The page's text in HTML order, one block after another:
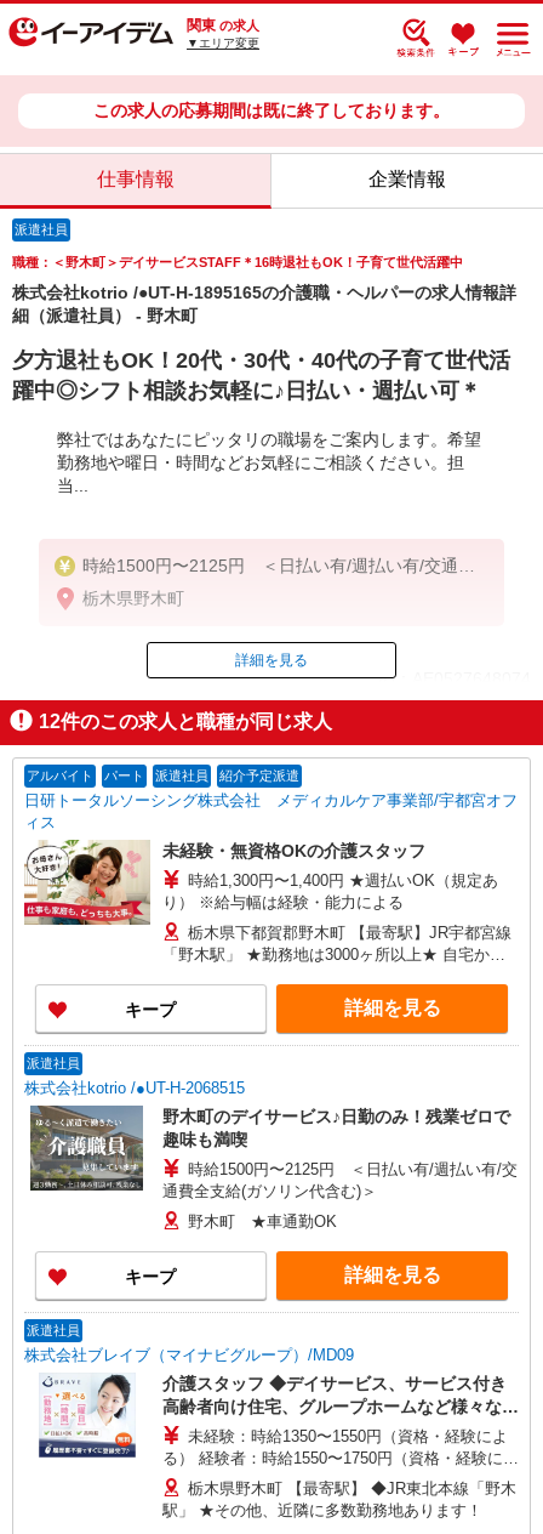
関東 の求人
▼エリア変更
この求人の応募期間は既に終了しております。
仕事情報 企業情報
派遣社員
職種：＜野木町＞デイサービスSTAFF＊16時退社もOK！子育て世代活躍中
株式会社kotrio /●UT-H-1895165の介護職・ヘルパーの求人情報詳
細（派遣社員） - 野木町
夕方退社もOK！20代・30代・40代の子育て世代活
躍中◎シフト相談お気軽に♪日払い・週払い可＊
弊社ではあなたにピッタリの職場をご案内します。希望
勤務地や曜日・時間などお気軽にご相談ください。担
当...
時給1500円〜2125円 ＜日払い有/週払い有/交通費
全支給(ガソリン代含む)＞
栃木県野木町
ID：AE0527648074
掲載期間終了
詳細を見る
12件のこの求人と職種が同じ求人
アルバイト パート 派遣社員 紹介予定派遣
日研トータルソーシング株式会社 メディカルケア事業部/宇都宮オフ
ィス
未経験・無資格OKの介護スタッフ
時給1,300円〜1,400円 ★週払いOK（規定あ
り） ※給与幅は経験・能力による
栃木県下都賀郡野木町 【最寄駅】JR宇都宮線
「野木駅」 ★勤務地は3000ヶ所以上★ 自宅から
下さい！！
キープ 詳細を見る
派遣社員
株式会社kotrio /●UT-H-2068515
野木町のデイサービス♪日勤のみ！残業ゼロで
趣味も満喫
時給1500円〜2125円 ＜日払い有/週払い有/交
通費全支給(ガソリン代含む)＞
野木町 ★車通勤OK
キープ 詳細を見る
派遣社員
株式会社ブレイブ（マイナビグループ）/MD09
介護スタッフ ◆デイサービス、サービス付き
高齢者向け住宅、グループホームなど様々な勤
務先から選べます。
未経験：時給1350〜1550円（資格・経験によ
る） 経験者：時給1550〜1750円（資格・経験によ
る） ◎月収例 時給1750円×1日8時間×22日（週5
日）＝30万8000円 ◆昇給あり ◆支払い方法 ※日
払い/週払い/月払い対応も可能です。詳しくは面談
栃木県野木町 【最寄駅】 ◆JR東北本線「野木
駅」 ★その他、近隣に多数勤務地あります！